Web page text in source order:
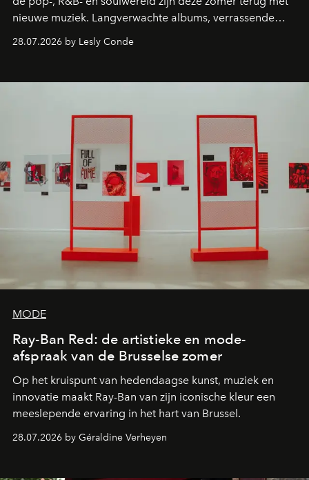
nieuwe muziek. Langverwachte albums, verrassende
comebacks en veelbelovende nieuwe projecten: dit zijn
de releases die je niet mag missen.
28.07.2026 by Lesly Conde
MODE
Ray-Ban Red: de artistieke en mode-
afspraak van de Brusselse zomer
Op het kruispunt van hedendaagse kunst, muziek en
innovatie maakt Ray-Ban van zijn iconische kleur een
meeslepende ervaring in het hart van Brussel.
28.07.2026 by Géraldine Verheyen